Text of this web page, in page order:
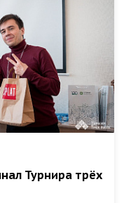
Турнира трёх